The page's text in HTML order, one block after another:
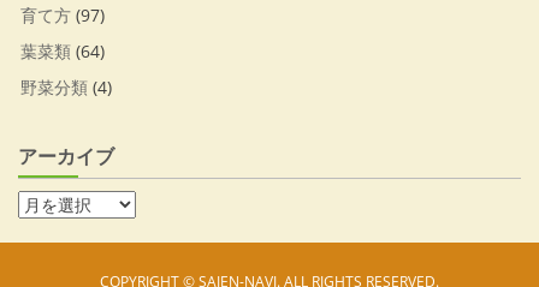
育て方 (97)
葉菜類 (64)
野菜分類 (4)
アーカイブ
COPYRIGHT © SAIEN-NAVI. ALL RIGHTS RESERVED.